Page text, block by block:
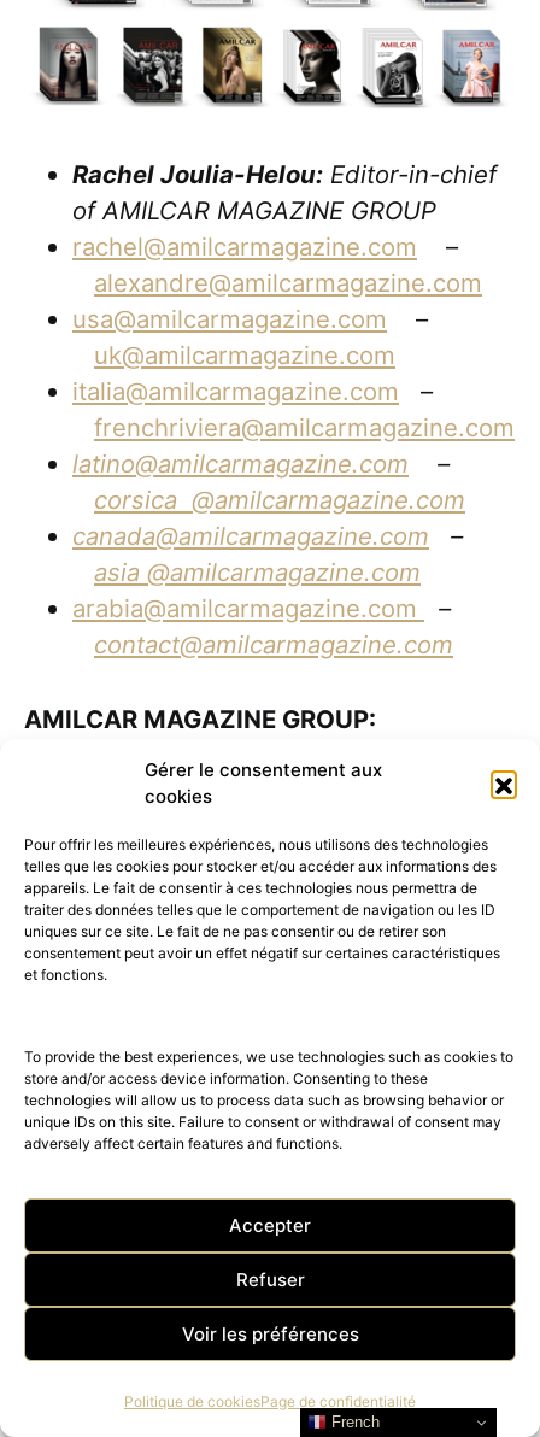
Gérer le consentement aux
cookies
Pour offrir les meilleures expériences, nous utilisons des technologies
telles que les cookies pour stocker et/ou accéder aux informations des
appareils. Le fait de consentir à ces technologies nous permettra de
traiter des données telles que le comportement de navigation ou les ID
uniques sur ce site. Le fait de ne pas consentir ou de retirer son
consentement peut avoir un effet négatif sur certaines caractéristiques
et fonctions.
To provide the best experiences, we use technologies such as cookies to
store and/or access device information. Consenting to these
technologies will allow us to process data such as browsing behavior or
unique IDs on this site. Failure to consent or withdrawal of consent may
adversely affect certain features and functions.
Accepter
Refuser
Voir les préférences
Politique de cookiesPage de confidentialité
Rachel Joulia-Helou: Editor-in-chief
of AMILCAR MAGAZINE GROUP
rachel@amilcarmagazine.com –
alexandre@amilcarmagazine.com
usa@amilcarmagazine.com –
uk@amilcarmagazine.com
italia@amilcarmagazine.com –
frenchriviera@amilcarmagazine.com
latino@amilcarmagazine.com –
corsica @amilcarmagazine.com
canada@amilcarmagazine.com –
asia @amilcarmagazine.com
arabia@amilcarmagazine.com
–
contact@amilcarmagazine.com
AMILCAR MAGAZINE GROUP:
AMILCAR MAGAZINE GROUP
AMILCAR LUXURY MAGAZINE
AMILCAR USA MAGAZINE
AMILCAR UK MAGAZINE
AMILCAR CANADA MAGAZINE
AMILCAR SWITZERLAND MAGAZINE
AMILCAR ITALIA MAGAZINE
AMILCAR LATINO MAGAZINE
AMILCAR FRENCH RIVIERA
MAGAZINE
AMILCAR ARABIA MAGAZINE
AMILCAR ASIA MAGAZINE
AMILCAR MOVIES MAGAZINE
AMILCAR BUSINESS MAGAZINE
AMILCAR MEN’S MAGAZINE
French